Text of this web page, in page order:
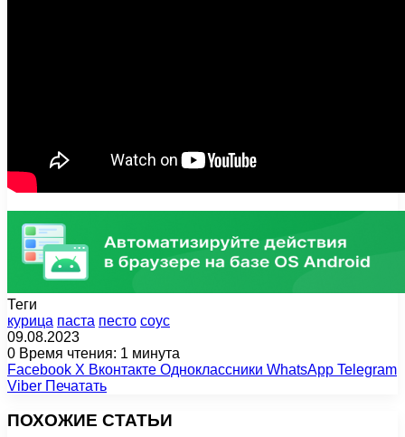
Теги
курица паста песто соус
09.08.2023
0 Время чтения: 1 минута
Facebook X Вконтакте Одноклассники WhatsApp Telegram
Viber Печатать
ПОХОЖИЕ СТАТЬИ